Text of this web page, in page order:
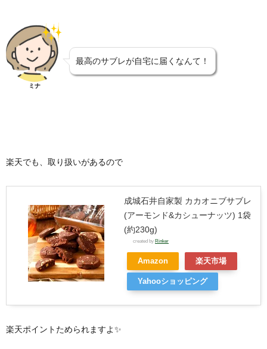
ミナ
最高のサブレが自宅に届くなんて！
楽天でも、取り扱いがあるので
成城石井自家製 カカオニブサブレ
(アーモンド&カシューナッツ) 1袋
(約230g)
created by Rinker
Amazon 楽天市場
Yahooショッピング
楽天ポイントためられますよ✨